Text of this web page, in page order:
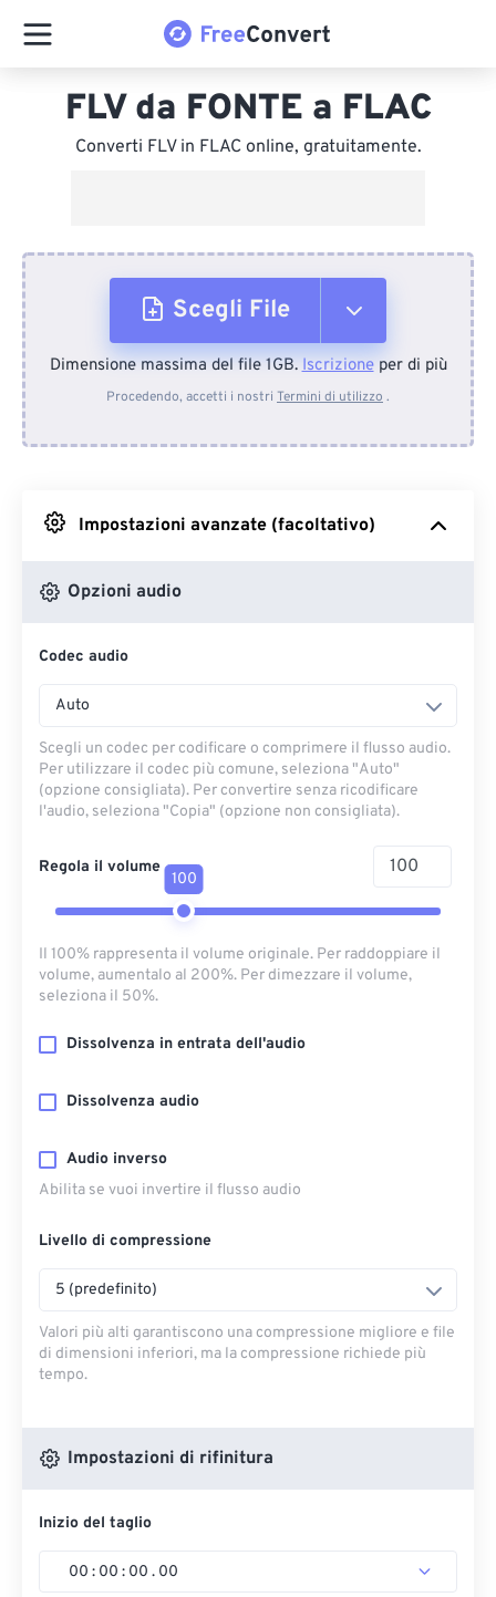
FLV da FONTE a FLAC
Converti FLV in FLAC online, gratuitamente.
Scegli File
Dal dispositivo
Da Google Drive
Dimensione massima del file 1GB.Iscrizioneper di più
Procedendo, accetti i nostri Termini di utilizzo .
Impostazioni avanzate (facoltativo)
Opzioni audio
Codec audio
Auto
Scegli un codec per codificare o comprimere il flusso audio.
Per utilizzare il codec più comune, seleziona "Auto"
(opzione consigliata). Per convertire senza ricodificare
l'audio, seleziona "Copia" (opzione non consigliata).
Regola il volume
100
Il 100% rappresenta il volume originale. Per raddoppiare il
volume, aumentalo al 200%. Per dimezzare il volume,
seleziona il 50%.
Dissolvenza in entrata dell'audio
Dissolvenza audio
Audio inverso
Abilita se vuoi invertire il flusso audio
Livello di compressione
5 (predefinito)
Valori più alti garantiscono una compressione migliore e file
di dimensioni inferiori, ma la compressione richiede più
tempo.
Impostazioni di rifinitura
Inizio del taglio
00 : 00 : 00 . 00